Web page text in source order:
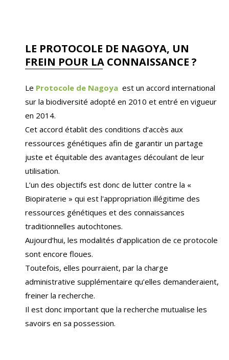
LE PROTOCOLE DE NAGOYA, UN
FREIN POUR LA CONNAISSANCE ?
Le Protocole de Nagoya est un accord international
sur la biodiversité adopté en 2010 et entré en vigueur
en 2014.
Cet accord établit des conditions d’accès aux
ressources génétiques afin de garantir un partage
juste et équitable des avantages découlant de leur
utilisation.
L’un des objectifs est donc de lutter contre la «
Biopiraterie » qui est l'appropriation illégitime des
ressources génétiques et des connaissances
traditionnelles autochtones.
Aujourd’hui, les modalités d’application de ce protocole
sont encore floues.
Toutefois, elles pourraient, par la charge
administrative supplémentaire qu’elles demanderaient,
freiner la recherche.
Il est donc important que la recherche mutualise les
savoirs en sa possession.